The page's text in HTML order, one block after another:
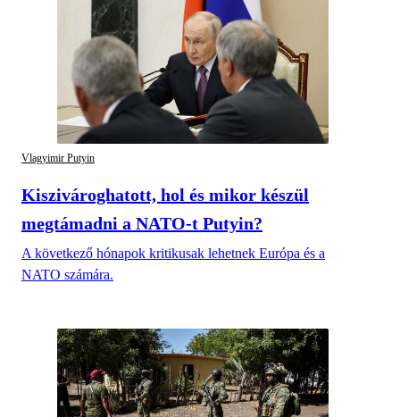
Vlagyimir Putyin
Kiszivároghatott, hol és mikor készül
megtámadni a NATO-t Putyin?
A következő hónapok kritikusak lehetnek Európa és a
NATO számára.